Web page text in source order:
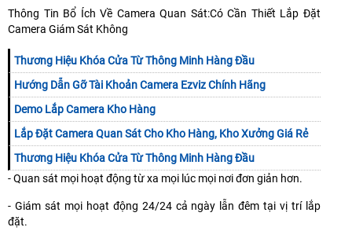
Thông Tin Bổ Ích Về Camera Quan Sát:Có Cần Thiết Lắp Đặt
Camera Giám Sát Không
Thương Hiệu Khóa Cửa Từ Thông Minh Hàng Đầu
Hướng Dẫn Gỡ Tài Khoản Camera Ezviz Chính Hãng
Demo Lắp Camera Kho Hàng
Lắp Đặt Camera Quan Sát Cho Kho Hàng, Kho Xưởng Giá Rẻ
Thương Hiệu Khóa Cửa Từ Thông Minh Hàng Đầu
- Quan sát mọi hoạt động từ xa mọi lúc mọi nơi đơn giản hơn.
- Giám sát mọi hoạt động 24/24 cả ngày lẫn đêm tại vị trí lắp
đặt.